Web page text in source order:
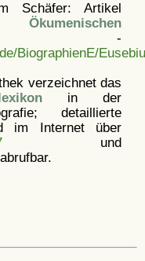
Schäfer: Artikel
Ökumenischen
BiographienE/
verzeichnet das
in der
detaillierte
im Internet über
und